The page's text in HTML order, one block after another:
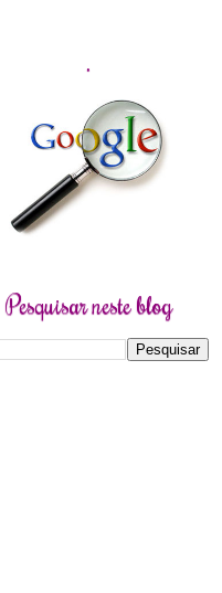
.
Pesquisar neste blog